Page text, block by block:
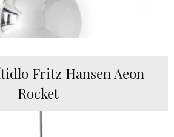
Fritz Hansen Aeon
Rocket